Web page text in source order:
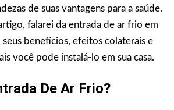
de suas vantagens para a saúde.
falarei da entrada de ar frio em
benefícios, efeitos colaterais e
você pode instalá-lo em sua casa.
De Ar Frio?